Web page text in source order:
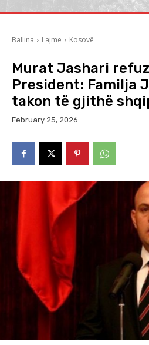
Ballina Lajme Kosovë
Murat Jashari
President: Familja
takon të gjithë
February 25, 2026